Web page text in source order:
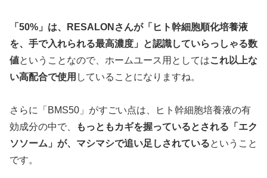
「50%」は、RESALONさんが「ヒト幹細胞順化培養液
を、手で入れられる最高濃度」と認識していらっしゃる数
値ということなので、ホームユース用としてはこれ以上な
い高配合で使用 していることになりますね。
さらに「BMS50」がすごい点は、ヒト幹細胞培養液の有
効成分の中で、
もっともカギを握っているとされる「エク
ソソーム」が、マシマシで追い足しされているということ
です。